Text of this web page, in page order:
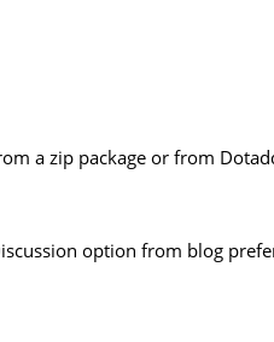
a zip package or from
option from blog